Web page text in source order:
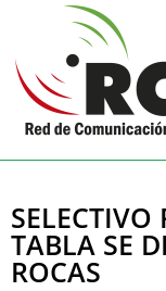
TABLA SE
ROCAS